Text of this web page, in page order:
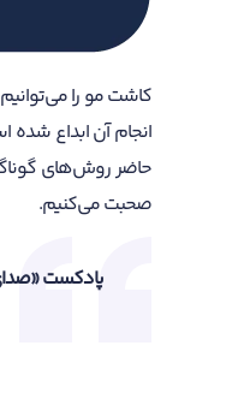
کاشت مو را
انجام آن ابداع شده
حاضر روش‌های
صحبت می‌کنیم.
پادکست «صدای